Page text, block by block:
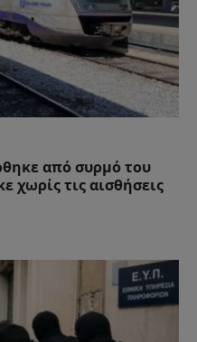
από συρμό του
χωρίς τις αισθήσεις